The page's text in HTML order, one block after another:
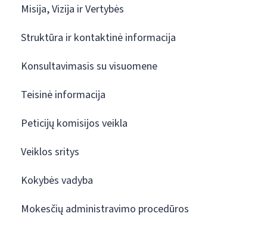
Misija, Vizija ir Vertybės
Struktūra ir kontaktinė informacija
Konsultavimasis su visuomene
Teisinė informacija
Peticijų komisijos veikla
Veiklos sritys
Kokybės vadyba
Mokesčių administravimo procedūros